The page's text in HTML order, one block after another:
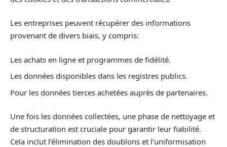
Les entreprises peuvent récupérer des informations
provenant de divers biais, y compris:
Les achats en ligne et programmes de fidélité.
Les données disponibles dans les registres publics.
Pour les données tierces achetées auprès de partenaires.
Une fois les données collectées, une phase de nettoyage et
de structuration est cruciale pour garantir leur fiabilité.
Cela inclut l’élimination des doublons et l’uniformisation